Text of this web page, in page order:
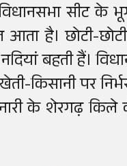
सीट के
है। छोटी-
बहती हैं।
किसानी पर
के शेरगढ़ किले